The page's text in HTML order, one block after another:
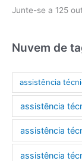
e
o
e
a
Junte-se a 125
Nuvem de
assistência
assistência
assistência
assistência